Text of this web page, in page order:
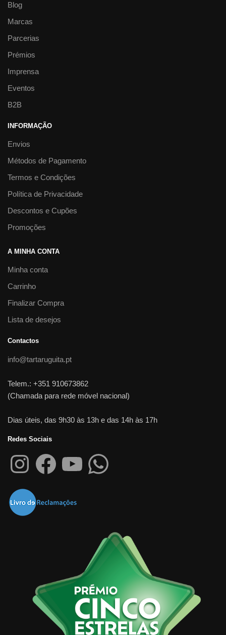
Blog
Marcas
Parcerias
Prémios
Imprensa
Eventos
B2B
INFORMAÇÃO
Envios
Métodos de Pagamento
Termos e Condições
Política de Privacidade
Descontos e Cupões
Promoções
A MINHA CONTA
Minha conta
Carrinho
Finalizar Compra
Lista de desejos
Contactos
info@tartaruguita.pt
Telem.: +351 910673862
(Chamada para rede móvel nacional)
Dias úteis, das 9h30 às 13h e das 14h às 17h
Redes Sociais